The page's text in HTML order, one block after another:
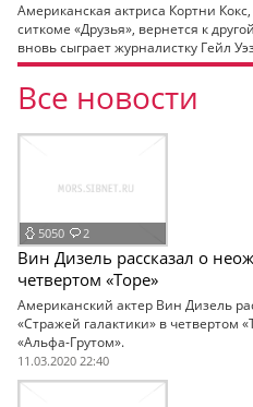
Американская актриса Кортни
ситкоме «Друзья», вернется к
вновь сыграет журналистку Гейл
Все новости
5050 2
Вин Дизель рассказал о
четвертом «Торе»
Американский актер Вин Дизель
«Стражей галактики» в четвертом
«Альфа-Грутом».
11.03.2020 22:40